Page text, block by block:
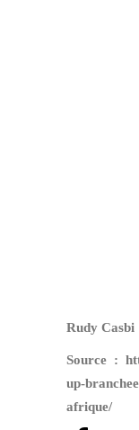
Rudy Casbi
Source :
up-
afrique/